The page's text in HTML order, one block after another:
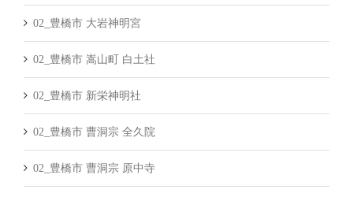
02_豊橋市 大岩神明宮
02_豊橋市 嵩山町 白土社
02_豊橋市 新栄神明社
02_豊橋市 曹洞宗 全久院
02_豊橋市 曹洞宗 原中寺